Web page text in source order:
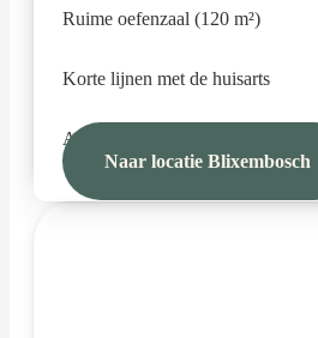
Ruime oefenzaal (120 m²)
Korte lijnen met de huisarts
Alle specialisaties aanwezig
Naar locatie Blixembosch